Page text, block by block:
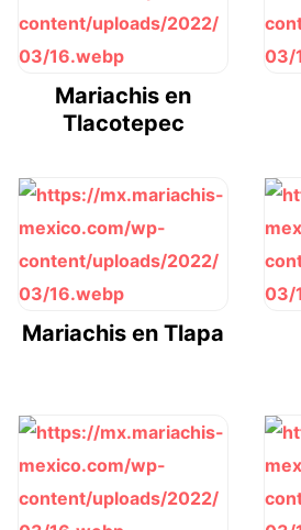
Mariachis en
Tlacotepec
Mariachis en Tlapa